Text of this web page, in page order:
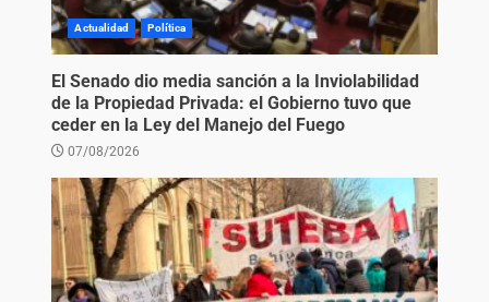
Actualidad Política
El Senado dio media sanción a la Inviolabilidad
de la Propiedad Privada: el Gobierno tuvo que
ceder en la Ley del Manejo del Fuego
07/08/2026